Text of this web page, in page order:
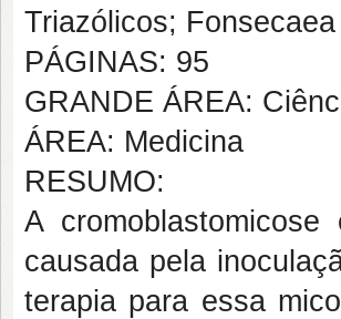
Triazólicos;
PÁGINAS: 95
GRANDE ÁREA:
ÁREA: Medicina
RESUMO:
A
causada pela
terapia para essa